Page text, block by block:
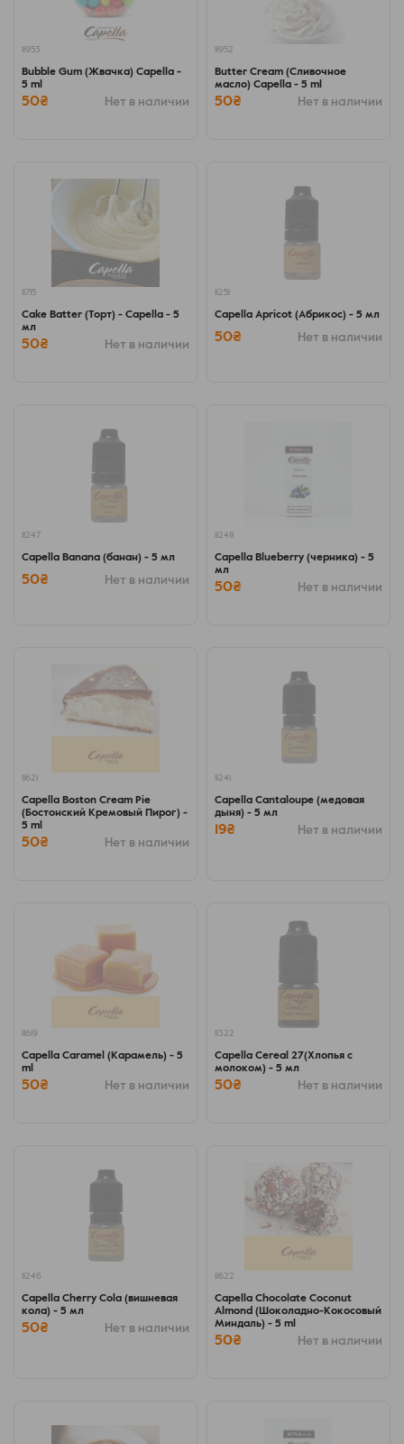
11953
Bubble Gum (Жвачка) Capella -
5 ml
50₴ Нет в наличии
11952
Butter Cream (Сливочное
масло) Capella - 5 ml
50₴ Нет в наличии
11715
Cake Batter (Торт) - Capella - 5
мл
50₴ Нет в наличии
11251
Capella Apricot (Абрикос) - 5 мл
50₴ Нет в наличии
11247
Capella Banana (банан) - 5 мл
50₴ Нет в наличии
11248
Capella Blueberry (черника) - 5
мл
50₴ Нет в наличии
11621
Capella Boston Cream Pie
(Бостонский Кремовый Пирог) -
5 ml
50₴ Нет в наличии
11241
Capella Cantaloupe (медовая
дыня) - 5 мл
19₴ Нет в наличии
11619
Capella Caramel (Карамель) - 5
ml
50₴ Нет в наличии
11322
Capella Cereal 27(Хлопья с
молоком) - 5 мл
50₴ Нет в наличии
11246
Capella Cherry Cola (вишневая
кола) - 5 мл
50₴ Нет в наличии
11622
Capella Chocolate Coconut
Almond (Шоколадно-Кокосовый
Миндаль) - 5 ml
50₴ Нет в наличии